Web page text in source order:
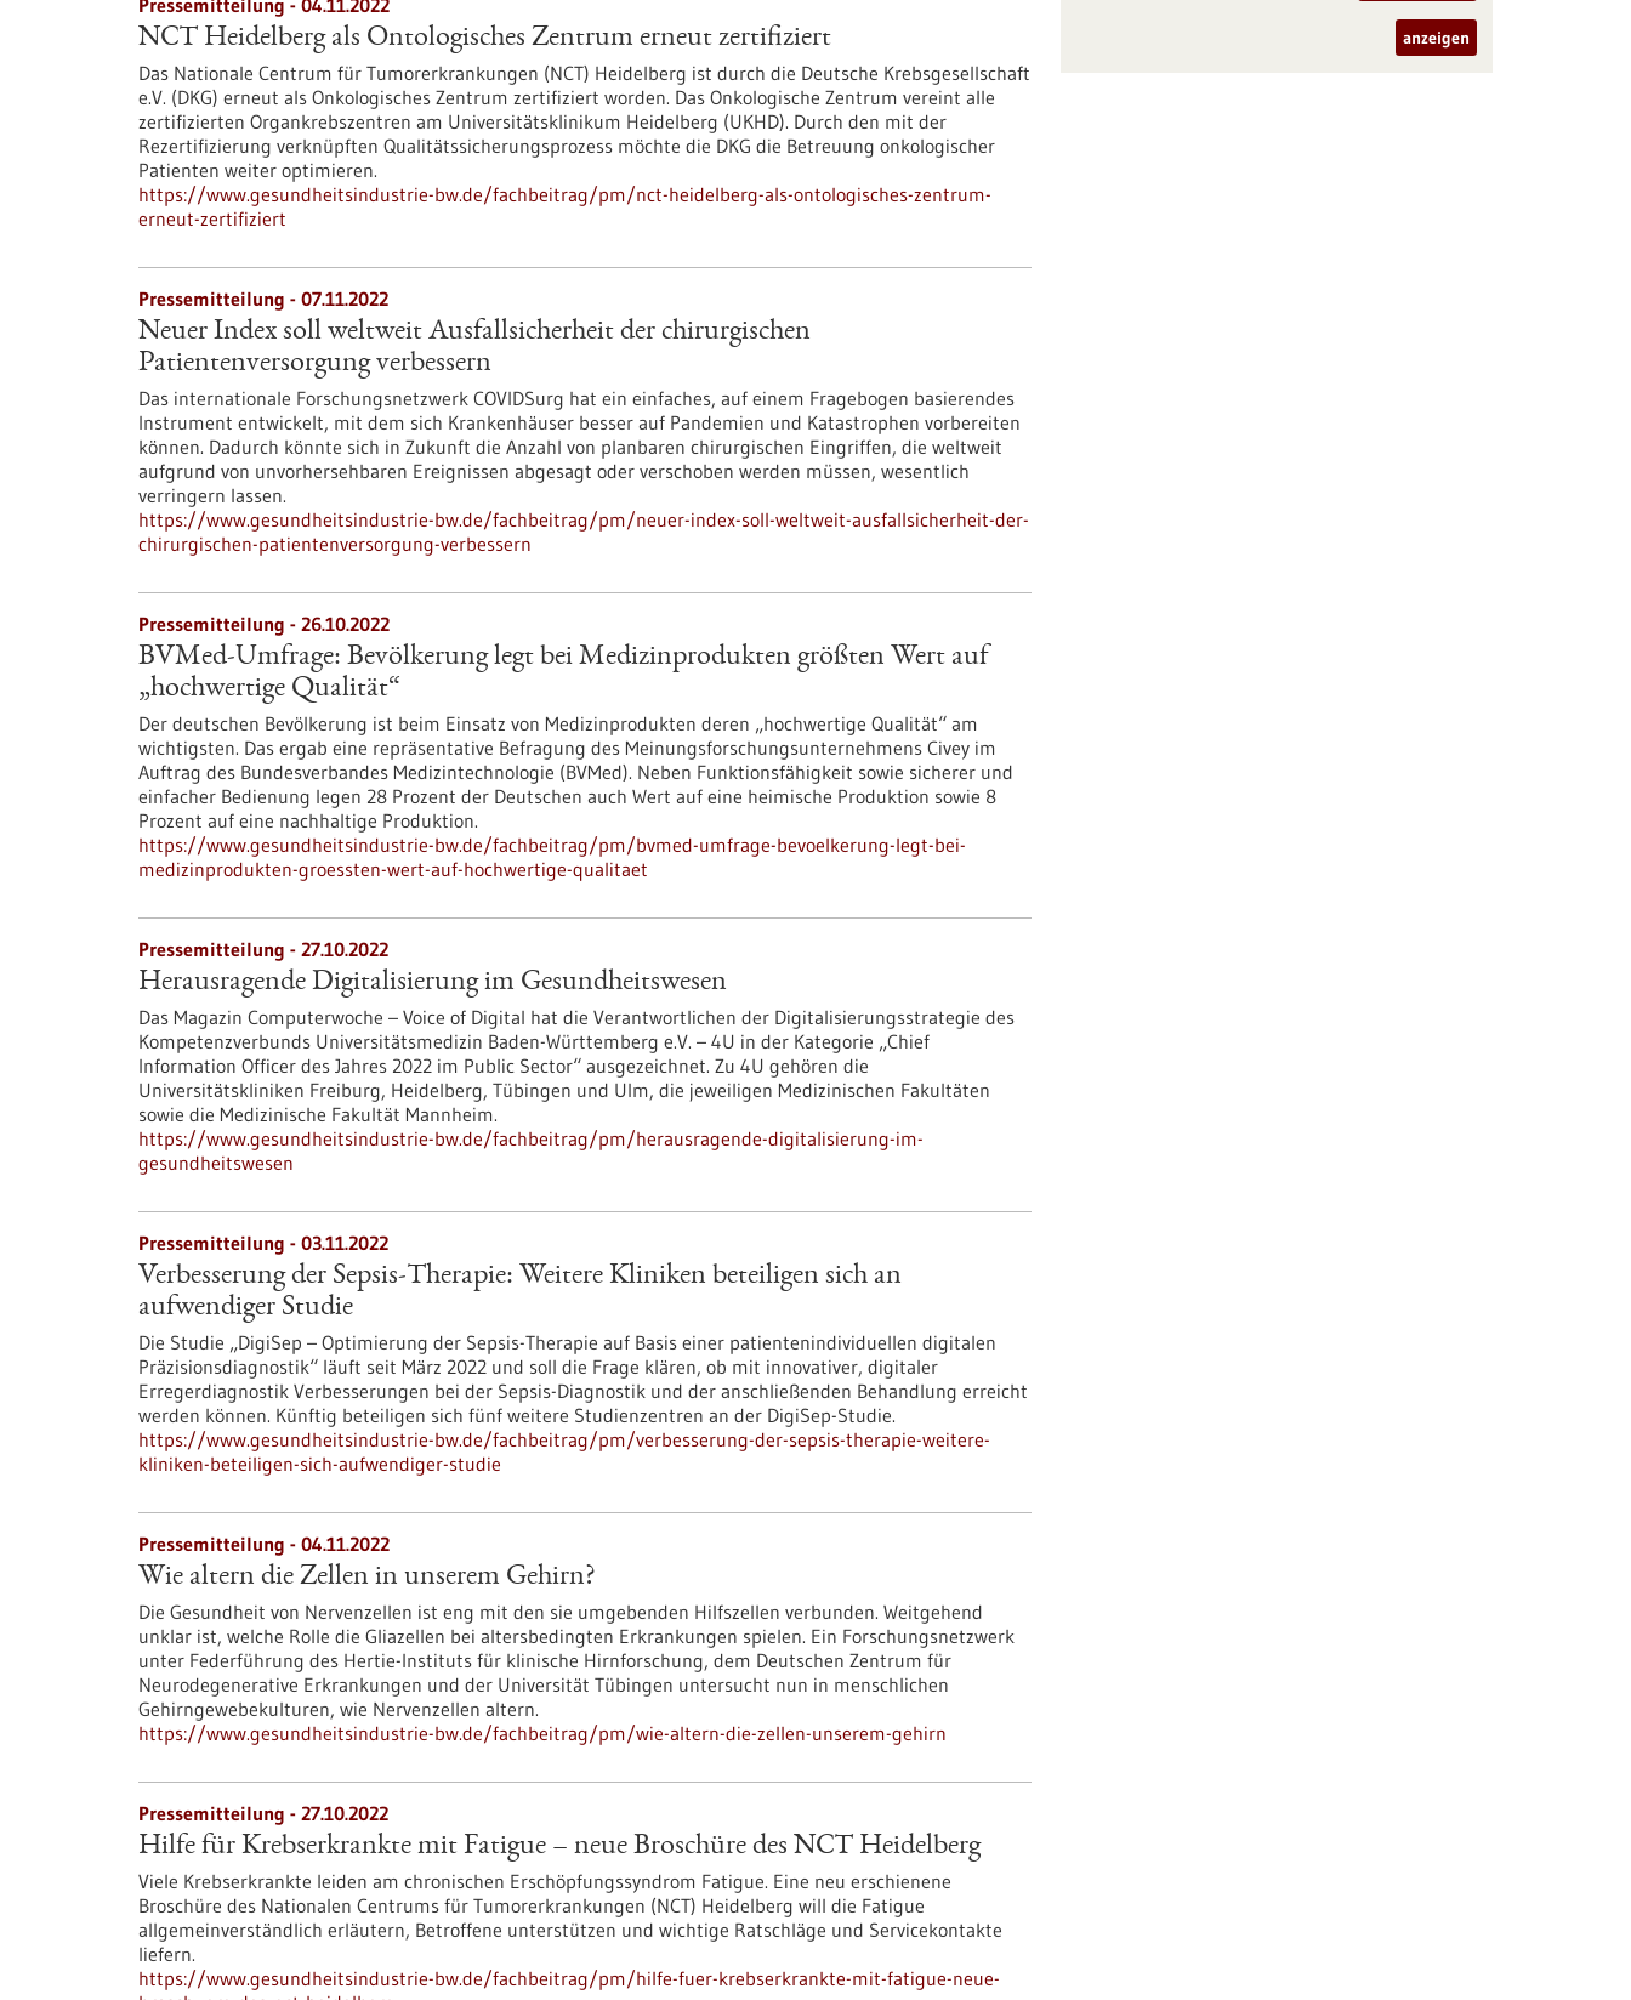
Pressemitteilung - 04.11.2022
NCT Heidelberg als Ontologisches Zentrum erneut zertifiziert
Das Nationale Centrum für Tumorerkrankungen (NCT) Heidelberg ist durch die Deutsche Krebsgesellschaft
e.V. (DKG) erneut als Onkologisches Zentrum zertifiziert worden. Das Onkologische Zentrum vereint alle
zertifizierten Organkrebszentren am Universitätsklinikum Heidelberg (UKHD). Durch den mit der
Rezertifizierung verknüpften Qualitätssicherungsprozess möchte die DKG die Betreuung onkologischer
Patienten weiter optimieren.
https://www.gesundheitsindustrie-bw.de/fachbeitrag/pm/nct-heidelberg-als-ontologisches-zentrum-
erneut-zertifiziert
Pressemitteilung - 07.11.2022
Neuer Index soll weltweit Ausfallsicherheit der chirurgischen
Patientenversorgung verbessern
Das internationale Forschungsnetzwerk COVIDSurg hat ein einfaches, auf einem Fragebogen basierendes
Instrument entwickelt, mit dem sich Krankenhäuser besser auf Pandemien und Katastrophen vorbereiten
können. Dadurch könnte sich in Zukunft die Anzahl von planbaren chirurgischen Eingriffen, die weltweit
aufgrund von unvorhersehbaren Ereignissen abgesagt oder verschoben werden müssen, wesentlich
verringern lassen.
https://www.gesundheitsindustrie-bw.de/fachbeitrag/pm/neuer-index-soll-weltweit-ausfallsicherheit-der-
chirurgischen-patientenversorgung-verbessern
Pressemitteilung - 26.10.2022
BVMed-Umfrage: Bevölkerung legt bei Medizinprodukten größten Wert auf
„hochwertige Qualität“
Der deutschen Bevölkerung ist beim Einsatz von Medizinprodukten deren „hochwertige Qualität“ am
wichtigsten. Das ergab eine repräsentative Befragung des Meinungsforschungsunternehmens Civey im
Auftrag des Bundesverbandes Medizintechnologie (BVMed). Neben Funktionsfähigkeit sowie sicherer und
einfacher Bedienung legen 28 Prozent der Deutschen auch Wert auf eine heimische Produktion sowie 8
Prozent auf eine nachhaltige Produktion.
https://www.gesundheitsindustrie-bw.de/fachbeitrag/pm/bvmed-umfrage-bevoelkerung-legt-bei-
medizinprodukten-groessten-wert-auf-hochwertige-qualitaet
Pressemitteilung - 27.10.2022
Herausragende Digitalisierung im Gesundheitswesen
Das Magazin Computerwoche – Voice of Digital hat die Verantwortlichen der Digitalisierungsstrategie des
Kompetenzverbunds Universitätsmedizin Baden-Württemberg e.V. – 4U in der Kategorie „Chief
Information Officer des Jahres 2022 im Public Sector“ ausgezeichnet. Zu 4U gehören die
Universitätskliniken Freiburg, Heidelberg, Tübingen und Ulm, die jeweiligen Medizinischen Fakultäten
sowie die Medizinische Fakultät Mannheim.
https://www.gesundheitsindustrie-bw.de/fachbeitrag/pm/herausragende-digitalisierung-im-
gesundheitswesen
Pressemitteilung - 03.11.2022
Verbesserung der Sepsis-Therapie: Weitere Kliniken beteiligen sich an
aufwendiger Studie
Die Studie „DigiSep – Optimierung der Sepsis-Therapie auf Basis einer patientenindividuellen digitalen
Präzisionsdiagnostik“ läuft seit März 2022 und soll die Frage klären, ob mit innovativer, digitaler
Erregerdiagnostik Verbesserungen bei der Sepsis-Diagnostik und der anschließenden Behandlung erreicht
werden können. Künftig beteiligen sich fünf weitere Studienzentren an der DigiSep-Studie.
https://www.gesundheitsindustrie-bw.de/fachbeitrag/pm/verbesserung-der-sepsis-therapie-weitere-
kliniken-beteiligen-sich-aufwendiger-studie
Pressemitteilung - 04.11.2022
Wie altern die Zellen in unserem Gehirn?
Die Gesundheit von Nervenzellen ist eng mit den sie umgebenden Hilfszellen verbunden. Weitgehend
unklar ist, welche Rolle die Gliazellen bei altersbedingten Erkrankungen spielen. Ein Forschungsnetzwerk
unter Federführung des Hertie-Instituts für klinische Hirnforschung, dem Deutschen Zentrum für
Neurodegenerative Erkrankungen und der Universität Tübingen untersucht nun in menschlichen
Gehirngewebekulturen, wie Nervenzellen altern.
https://www.gesundheitsindustrie-bw.de/fachbeitrag/pm/wie-altern-die-zellen-unserem-gehirn
Pressemitteilung - 27.10.2022
Hilfe für Krebserkrankte mit Fatigue – neue Broschüre des NCT Heidelberg
Viele Krebserkrankte leiden am chronischen Erschöpfungssyndrom Fatigue. Eine neu erschienene
Broschüre des Nationalen Centrums für Tumorerkrankungen (NCT) Heidelberg will die Fatigue
allgemeinverständlich erläutern, Betroffene unterstützen und wichtige Ratschläge und Servicekontakte
liefern.
https://www.gesundheitsindustrie-bw.de/fachbeitrag/pm/hilfe-fuer-krebserkrankte-mit-fatigue-neue-
anzeigen